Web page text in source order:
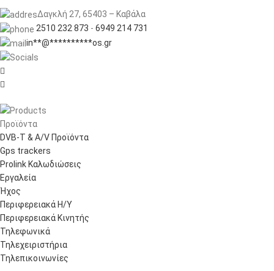
Δαγκλή 27, 65403 – Καβάλα
2510 232 873 - 6949 214 731
in**@**********os.gr


Προϊόντα
DVB-T & A/V Προϊόντα
Gps trackers
Prolink Καλωδιώσεις
Εργαλεία
Ήχος
Περιφερειακά Η/Υ
Περιφερειακά Κινητής
Τηλεφωνικά
Τηλεχειριστήρια
Τηλεπικοινωνίες